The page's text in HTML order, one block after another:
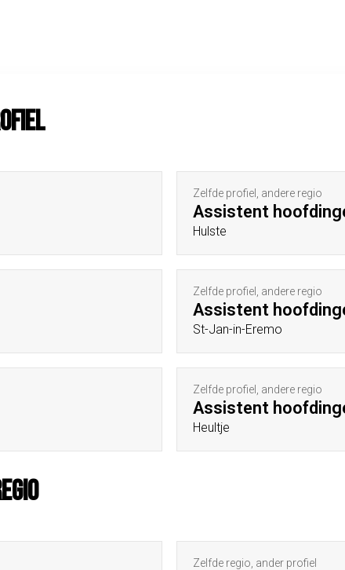
Zelfde profiel, andere regio
Assistent
Hulste
Zelfde profiel, andere regio
Assistent
St-Jan-in-Eremo
Zelfde profiel, andere regio
Assistent
Heultje
Zelfde regio, ander profiel